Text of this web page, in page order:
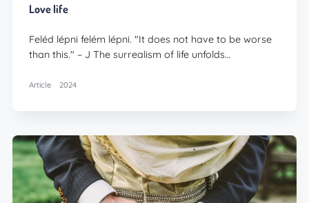
Love life
Feléd lépni felém lépni. "It does not have to be worse
than this." – J The surrealism of life unfolds…
Article 2024